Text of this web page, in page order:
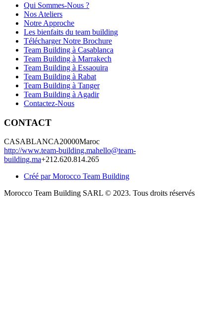
Qui Sommes-Nous ?
Nos Ateliers
Notre Approche
Les bienfaits du team building
Télécharger Notre Brochure
Team Building à Casablanca
Team Building à Marrakech
Team Building à Essaouira
Team Building à Rabat
Team Building à Tanger
Team Building à Agadir
Contactez-Nous
CONTACT
CASABLANCA20000Maroc
http://www.team-building.mahello@team-
building.ma+212.620.814.265
Créé par Morocco Team Building
Morocco Team Building SARL © 2023. Tous droits réservés